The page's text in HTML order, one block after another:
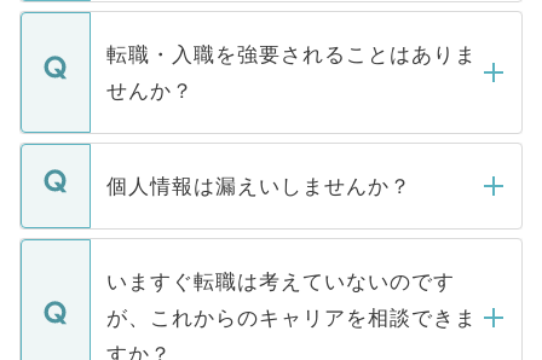
ます。通常、5営業日以内にはご連絡をせて
いただきますので、しばらくお待ちくださ
マイナビDOCTORで取り扱っている求人の
うち約3割は、Webサイトからご覧いただ
けない「非公開求人」です。非公開求人は
下記の理由によって、一般には公開してい
ません。
■応募殺到を避けるため 人気のある医療機
関を公にしてしまうと、応募が殺到する場
に、医療機関が求める条件に合った人材の
みを人材紹介会社に依頼するケースが増え
ています。
転職・入職を強要されることはありま
せんか？
転職・入職を強要することは一切ありませ
ん。また、仮に応募先から内定をいただい
定を承諾する必要はありません。内定先へ
の辞退の連絡はキャリアパートナーが行い
個人情報は漏えいしませんか？
個人情報が漏えいすることはありませんの
で、ご安心ください。当サイトからの登録
などで収集したご登録者様の個人情報は、
ご本人のキャリアアップおよび転職活動の
いますぐ転職は考えていないのです
が、これからのキャリアを相談できま
すか？